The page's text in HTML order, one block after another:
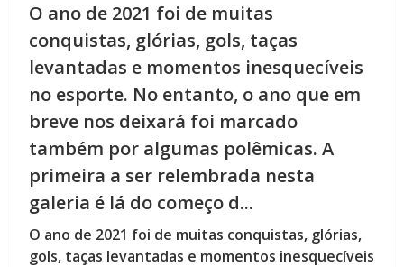
O ano de 2021 foi de muitas
conquistas, glórias, gols, taças
levantadas e momentos inesquecíveis
no esporte. No entanto, o ano que em
breve nos deixará foi marcado
também por algumas polêmicas. A
primeira a ser relembrada nesta
galeria é lá do começo d...
O ano de 2021 foi de muitas conquistas, glórias,
gols, taças levantadas e momentos inesquecíveis